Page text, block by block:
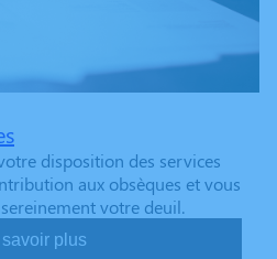
disposition des services
aux obsèques et vous
votre deuil.
savoir plus